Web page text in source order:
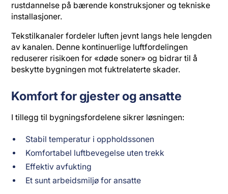
rustdannelse på bærende konstruksjoner og tekniske
installasjoner.
Tekstilkanaler fordeler luften jevnt langs hele lengden
av kanalen. Denne kontinuerlige luftfordelingen
reduserer risikoen for «døde soner» og bidrar til å
beskytte bygningen mot fuktrelaterte skader.
Komfort for gjester og ansatte
I tillegg til bygningsfordelene sikrer løsningen:
Stabil temperatur i oppholdssonen
Komfortabel luftbevegelse uten trekk
Effektiv avfukting
Et sunt arbeidsmiljø for ansatte